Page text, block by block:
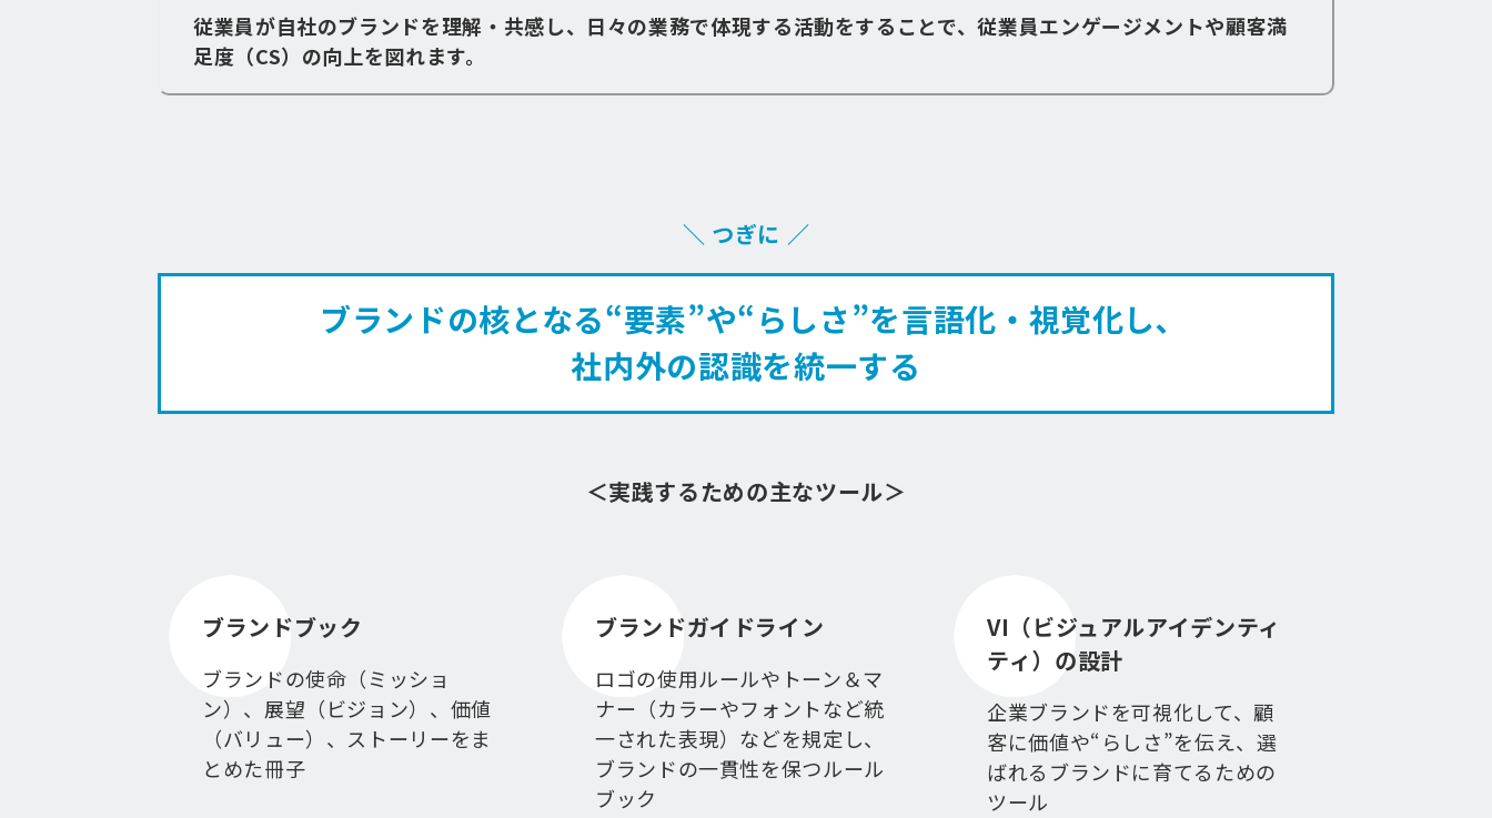
従業員が自社のブランドを理解・共感し、日々の業務で体現する活動をすることで、従業員エンゲージメントや顧客満
足度（CS）の向上を図れます。
＼ つぎに ／
ブランドの核となる“要素”や“らしさ”を言語化・視覚化し､
社内外の認識を統一する
＜実践するための主なツール＞
ブランドブック
ブランドの使命（ミッショ
ン）、展望（ビジョン）、価値
（バリュー）、ストーリーをま
とめた冊子
ブランドガイドライン
ロゴの使用ルールやトーン＆マ
ナー（カラーやフォントなど統
一された表現）などを規定し、
ブランドの一貫性を保つルール
ブック
VI（ビジュアルアイデンティ
ティ）の設計
企業ブランドを可視化して、顧
客に価値や“らしさ”を伝え、選
ばれるブランドに育てるための
ツール